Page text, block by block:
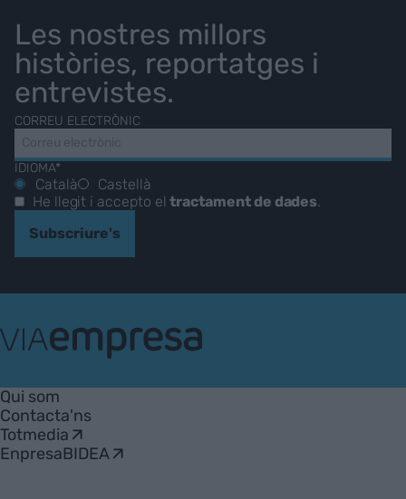
Les nostres millors
històries, reportatges i
entrevistes.
CORREU ELECTRÒNIC
IDIOMA*
Català
Castellà
He llegit i accepto eltractament de dades.
Subscriure's
Empresa
Qui som
Contacta'ns
Totmedia
EnpresaBIDEA